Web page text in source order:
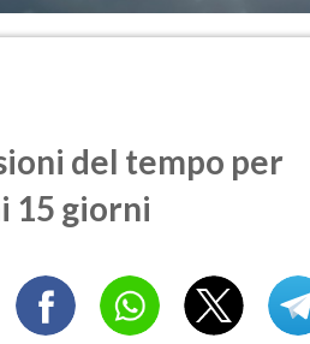
del tempo per
15 giorni